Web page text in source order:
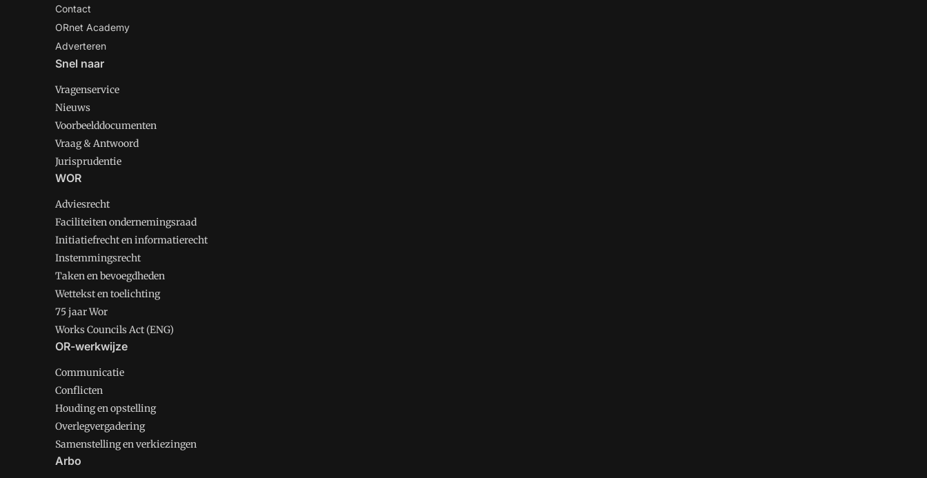
Contact
ORnet Academy
Adverteren
Snel naar
Vragenservice
Nieuws
Voorbeelddocumenten
Vraag & Antwoord
Jurisprudentie
WOR
Adviesrecht
Faciliteiten ondernemingsraad
Initiatiefrecht en informatierecht
Instemmingsrecht
Taken en bevoegdheden
Wettekst en toelichting
75 jaar Wor
Works Councils Act (ENG)
OR-werkwijze
Communicatie
Conflicten
Houding en opstelling
Overlegvergadering
Samenstelling en verkiezingen
Arbo